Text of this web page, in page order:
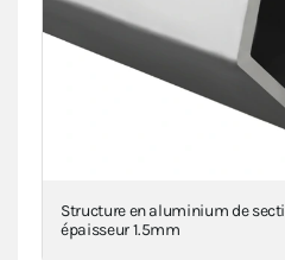
Structure en aluminium de
épaisseur 1.5mm